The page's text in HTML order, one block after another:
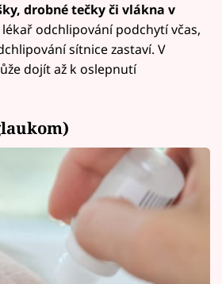
drobné tečky či vlákna v
odchlipování podchytí včas,
sítnice zastaví. V
dojít až k oslepnutí